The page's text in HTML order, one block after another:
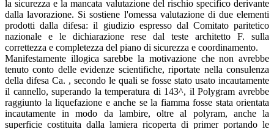
la sicurezza e la mancata valutazione del rischio specifico derivante
dalla lavorazione. Si sostiene l'omessa valutazione di due elementi
prodotti dalla difesa: il giudizio espresso dal Comitato paritetico
nazionale e le dichiarazione rese dal teste architetto F. sulla
correttezza e completezza del piano di sicurezza e coordinamento.
Manifestamente illogica sarebbe la motivazione che non avrebbe
tenuto conto delle evidenze scientifiche, riportate nella consulenza
della difesa Ca. , secondo le quali se fosse stato usato incautamente
il cannello, superando la temperatura di 143^, il Polygram avrebbe
raggiunto la liquefazione e anche se la fiamma fosse stata orientata
incautamente in modo da lambire, oltre al polyram, anche la
superficie costituita dalla lamiera ricoperta di primer portando le